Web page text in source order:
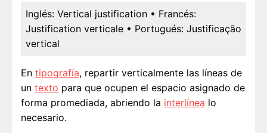
Inglés: Vertical justification • Francés:
Justification verticale • Portugués: Justificação
vertical
En tipografía, repartir verticalmente las líneas de
un texto para que ocupen el espacio asignado de
forma promediada, abriendo la interlínea lo
necesario.